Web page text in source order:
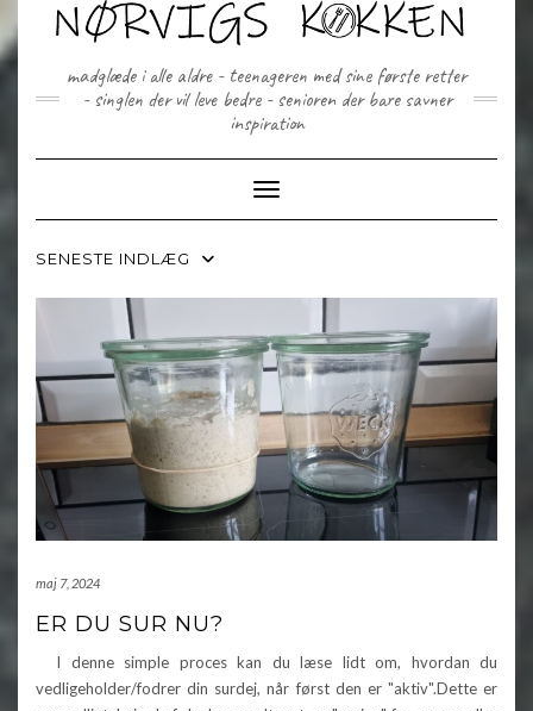
content
madglæde i alle aldre - teenageren med sine første retter
- singlen der vil leve bedre - senioren der bare savner
inspiration
Toggle Navigation
SENESTE INDLÆG
maj 7, 2024
ER DU SUR NU?
I denne simple proces kan du læse lidt om, hvordan du
vedligeholder/fodrer din surdej, når først den er "aktiv".Dette er